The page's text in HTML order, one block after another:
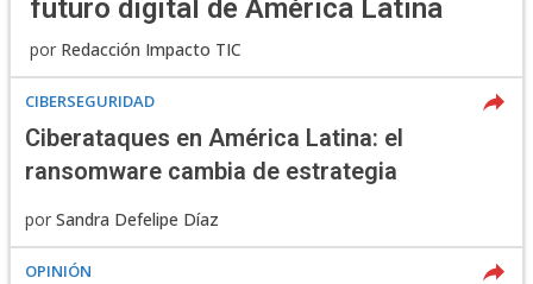
futuro digital de América Latina
por Redacción Impacto TIC
CIBERSEGURIDAD
Ciberataques en América Latina: el
ransomware cambia de estrategia
por Sandra Defelipe Díaz
OPINIÓN